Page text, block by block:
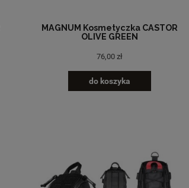
MAGNUM Kosmetyczka CASTOR
OLIVE GREEN
76,00 zł
do koszyka